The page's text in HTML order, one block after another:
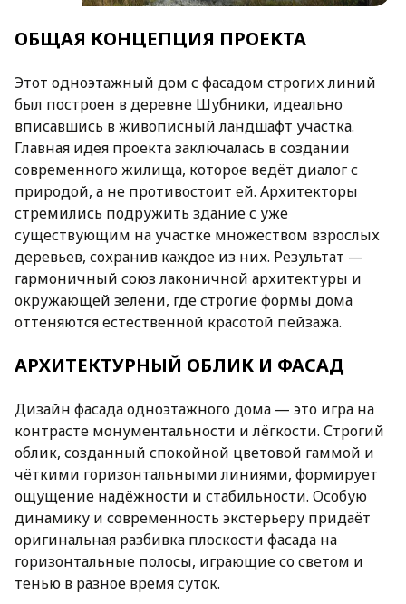
ОБЩАЯ КОНЦЕПЦИЯ ПРОЕКТА
Этот одноэтажный дом с фасадом строгих линий
был построен в деревне Шубники, идеально
вписавшись в живописный ландшафт участка.
Главная идея проекта заключалась в создании
современного жилища, которое ведёт диалог с
природой, а не противостоит ей. Архитекторы
стремились подружить здание с уже
существующим на участке множеством взрослых
деревьев, сохранив каждое из них. Результат —
гармоничный союз лаконичной архитектуры и
окружающей зелени, где строгие формы дома
оттеняются естественной красотой пейзажа.
АРХИТЕКТУРНЫЙ ОБЛИК И ФАСАД
Дизайн фасада одноэтажного дома — это игра на
контрасте монументальности и лёгкости. Строгий
облик, созданный спокойной цветовой гаммой и
чёткими горизонтальными линиями, формирует
ощущение надёжности и стабильности. Особую
динамику и современность экстерьеру придаёт
оригинальная разбивка плоскости фасада на
горизонтальные полосы, играющие со светом и
тенью в разное время суток.